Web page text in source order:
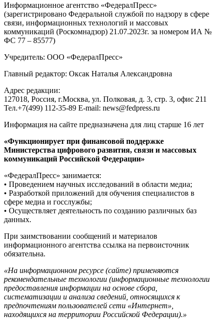
Информационное агентство «ФедералПресс»
(зарегистрировано Федеральной службой по надзору в сфере
связи, информационных технологий и массовых
коммуникаций (Роскомнадзор) 21.07.2023г. за номером ИА №
ФС 77 – 85577)
Учредитель: ООО «ФедералПресс»
Главный редактор: Оксак Наталья Александровна
Адрес редакции:
127018, Россия, г.Москва, ул. Полковая, д. 3, стр. 3, офис 211
Тел.+7(499) 112-35-89 E-mail: news@fedpress.ru
Информация на сайте предназначена для лиц старше 16 лет
«Функционирует при финансовой поддержке
Министерства цифрового развития, связи и массовых
коммуникаций Российской Федерации»
«ФедералПресс» занимается:
• Проведением научных исследований в области медиа;
• Разработкой приложений для обучения специалистов в
сфере медиа и госслужбы;
• Осуществляет деятельность по созданию различных баз
данных.
При заимствовании сообщений и материалов
информационного агентства ссылка на первоисточник
обязательна.
«На информационном ресурсе (сайте) применяются
рекомендательные технологии (информационные технологии
предоставления информации на основе сбора,
систематизации и анализа сведений, относящихся к
предпочтениям пользователей сети «Интернет»,
находящихся на территории Российской Федерации).»